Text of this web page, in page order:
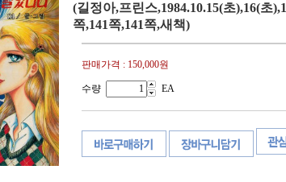
(길정아,프린스,1984.10.15(초),16(초
쪽,141쪽,141쪽,새책)
판매가격 : 150,000원
수량 EA